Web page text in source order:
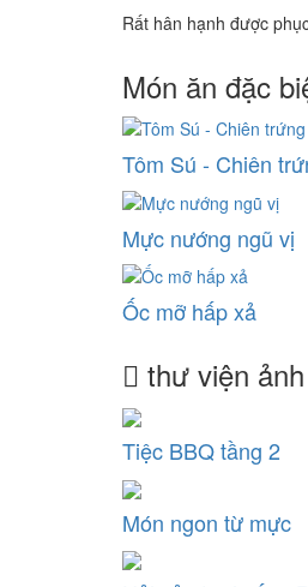
Rất hân hạnh được
Món ăn đặc
Tôm Sú - Chiên
Mực nướng ngũ vị
Ốc mỡ hấp xả
thư viện ảnh
Tiệc BBQ tầng 2
Món ngon từ mực